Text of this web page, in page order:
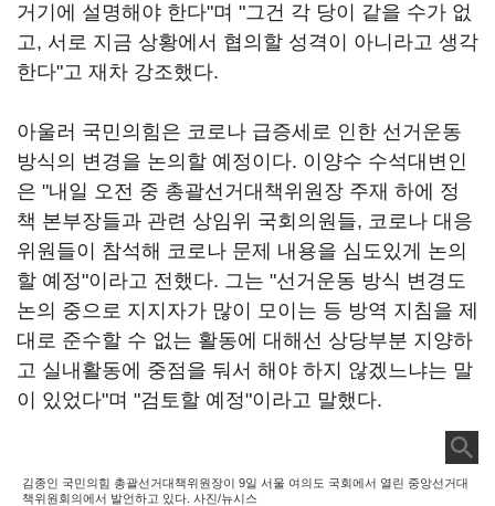
거기에 설명해야 한다"며 "그건 각 당이 같을 수가 없
고, 서로 지금 상황에서 협의할 성격이 아니라고 생각
한다"고 재차 강조했다.
아울러 국민의힘은 코로나 급증세로 인한 선거운동
방식의 변경을 논의할 예정이다. 이양수 수석대변인
은 "내일 오전 중 총괄선거대책위원장 주재 하에 정
책 본부장들과 관련 상임위 국회의원들, 코로나 대응
위원들이 참석해 코로나 문제 내용을 심도있게 논의
할 예정"이라고 전했다. 그는 "선거운동 방식 변경도
논의 중으로 지지자가 많이 모이는 등 방역 지침을 제
대로 준수할 수 없는 활동에 대해선 상당부분 지양하
고 실내활동에 중점을 둬서 해야 하지 않겠느냐는 말
이 있었다"며 "검토할 예정"이라고 말했다.
김종인 국민의힘 총괄선거대책위원장이 9일 서울 여의도 국회에서 열린 중앙선거대
책위원회의에서 발언하고 있다. 사진/뉴시스